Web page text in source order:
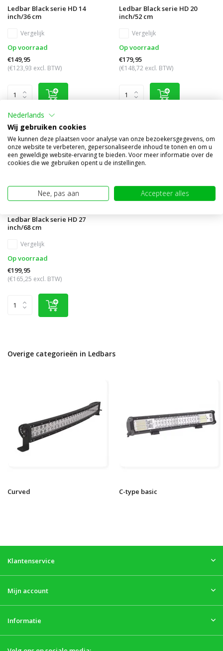
Ledbar Black serie HD 14
inch/36 cm
Vergelijk
Op voorraad
€149,95
(€123,93 excl. BTW)
Ledbar Black serie HD 20
inch/52 cm
Vergelijk
Op voorraad
€179,95
(€148,72 excl. BTW)
Ledbar Black serie HD 27
inch/68 cm
Vergelijk
Op voorraad
€199,95
(€165,25 excl. BTW)
Overige categorieën in Ledbars
Curved C-type basic
Klantenservice
Mijn account
Informatie
Nederlands
Wij gebruiken cookies
We kunnen deze plaatsen voor analyse van onze bezoekersgegevens, om
onze website te verbeteren, gepersonaliseerde inhoud te tonen en om u
een geweldige website-ervaring te bieden. Voor meer informatie over de
cookies die we gebruiken opent u de instellingen.
Nee, pas aan Accepteer alles